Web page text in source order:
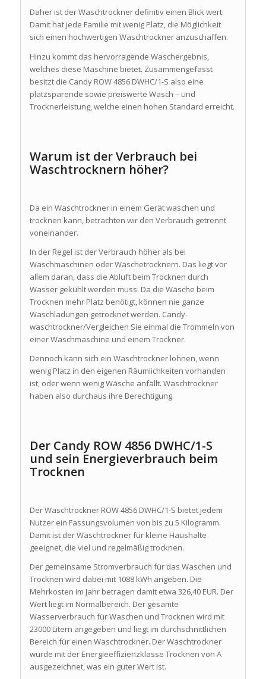
Daher ist der Waschtrockner definitiv einen Blick wert.
Damit hat jede Familie mit wenig Platz, die Möglichkeit
sich einen hochwertigen Waschtrockner anzuschaffen.
Hinzu kommt das hervorragende Waschergebnis,
welches diese Maschine bietet. Zusammengefasst
besitzt die Candy ROW 4856 DWHC/1-S also eine
platzsparende sowie preiswerte Wasch – und
Trocknerleistung, welche einen hohen Standard erreicht.
Warum ist der Verbrauch bei
Waschtrocknern höher?
Da ein Waschtrockner in einem Gerät waschen und
trocknen kann, betrachten wir den Verbrauch getrennt
voneinander.
In der Regel ist der Verbrauch höher als bei
Waschmaschinen oder Wäschetrocknern. Das liegt vor
allem daran, dass die Abluft beim Trocknen durch
Wasser gekühlt werden muss. Da die Wäsche beim
Trocknen mehr Platz benötigt, können nie ganze
Waschladungen getrocknet werden. Candy-
waschtrockner/Vergleichen Sie einmal die Trommeln von
einer Waschmaschine und einem Trockner.
Dennoch kann sich ein Waschtrockner lohnen, wenn
wenig Platz in den eigenen Räumlichkeiten vorhanden
ist, oder wenn wenig Wäsche anfällt. Waschtrockner
haben also durchaus ihre Berechtigung.
Der Candy ROW 4856 DWHC/1-S
und sein Energieverbrauch beim
Trocknen
Der Waschtrockner ROW 4856 DWHC/1-S bietet jedem
Nutzer ein Fassungsvolumen von bis zu 5 Kilogramm.
Damit ist der Waschtrockner für kleine Haushalte
geeignet, die viel und regelmäßig trocknen.
Der gemeinsame Stromverbrauch für das Waschen und
Trocknen wird dabei mit 1088 kWh angeben. Die
Mehrkosten im Jahr betragen damit etwa 326,40 EUR. Der
Wert liegt im Normalbereich. Der gesamte
Wasserverbrauch für Waschen und Trocknen wird mit
23000 Litern angegeben und liegt im durchschnittlichen
Bereich für einen Waschtrockner. Der Waschtrockner
wurde mit der Energieeffizienzklasse Trocknen von A
ausgezeichnet, was ein guter Wert ist.